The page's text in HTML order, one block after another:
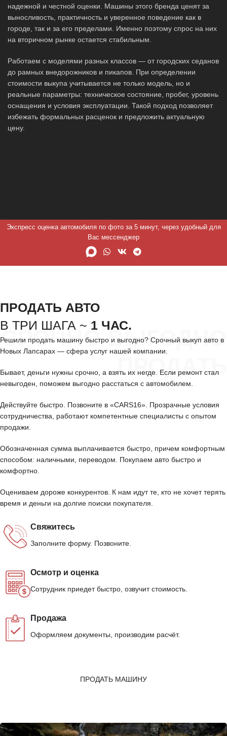
надежной и честной оценки. Машины этого бренда ценят за
выносливость, практичность и уверенное поведение как в
городе, так и за его пределами. Именно поэтому спрос на них
на вторичном рынке остается стабильным.
Работаем с моделями разных классов — от городских седанов
до рамных внедорожников и пикапов. При определении
стоимости выкупа учитывается не только модель, но и
реальные параметры: техническое состояние, пробег, уровень
оснащения и условия эксплуатации. Такой подход позволяет
избежать формальных расценок и предложить актуальную
цену.
Экспресс оценка автомобиля по фото за 5 минут, через удобный для
Вас мессенджер
СРОЧНО ВЫГОДНО
ПРОДАТЬ
ПРОДАТЬ АВТО
В ТРИ ШАГА ~ 1 ЧАС.
Решили продать машину быстро и выгодно? Срочный выкуп авто в
Новых Лапсарах — сфера услуг нашей компании.
Бывает, деньги нужны срочно, а взять их негде. Если ремонт стал
невыгоден, поможем выгодно расстаться с автомобилем.
Действуйте быстро. Позвоните в «CARS16». Прозрачные условия
сотрудничества, работают компетентные специалисты с опытом
продажи.
Обозначенная сумма выплачивается быстро, причем комфортным
способом: наличными, переводом. Покупаем авто быстро и
комфортно.
Оцениваем дороже конкурентов. К нам идут те, кто не хочет терять
время и деньги на долгие поиски покупателя.
Свяжитесь
Заполните форму. Позвоните.
Осмотр и оценка
Сотрудник приедет быстро, озвучит стоимость.
Продажа
Оформляем документы, производим расчёт.
ПРОДАТЬ МАШИНУ